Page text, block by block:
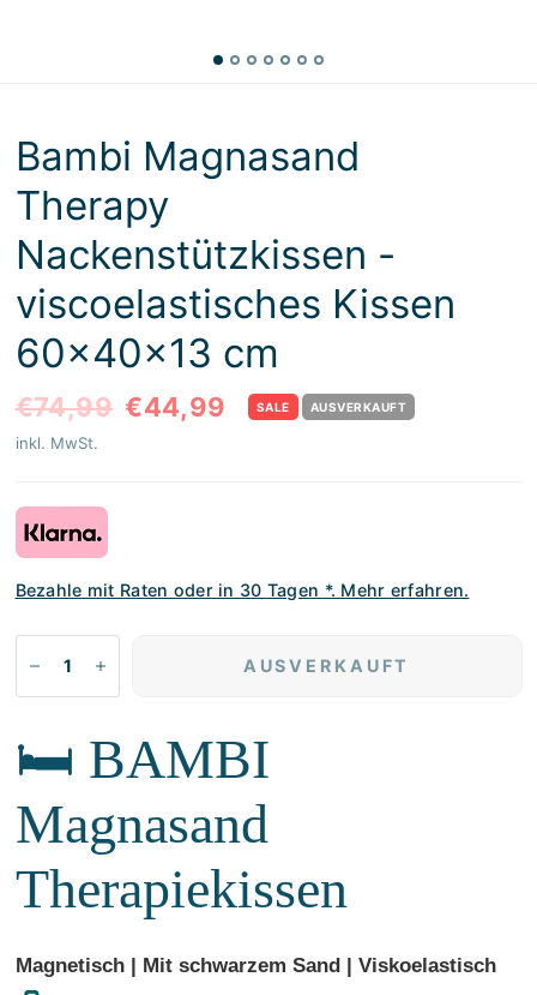
Bambi Magnasand
Therapy
Nackenstützkissen -
viscoelastisches Kissen
60x40x13 cm
€74,99 €44,99 SALE AUSVERKAUFT
inkl. MwSt.
Bezahle mit Raten oder in 30 Tagen *. Mehr erfahren.
AUSVERKAUFT
🛏️ BAMBI
Magnasand
Therapiekissen
Magnetisch | Mit schwarzem Sand | Viskoelastisch